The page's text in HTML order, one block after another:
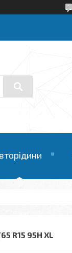
R15 95H XL